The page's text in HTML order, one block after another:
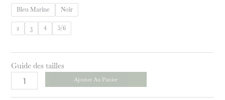
Bleu Marine Noir
2 3 4 5/6
Guide des tailles
Ajouter Au Panier